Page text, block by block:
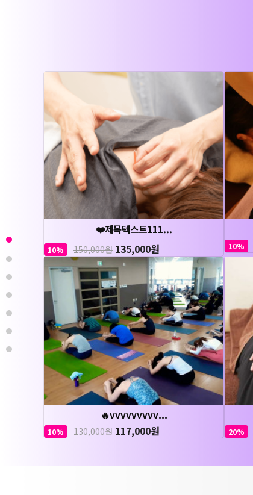
❤️제목텍스트111...
10% 150,000원 135,000원 10%
🔥vvvvvvvvv...
10% 130,000원 117,000원 20%